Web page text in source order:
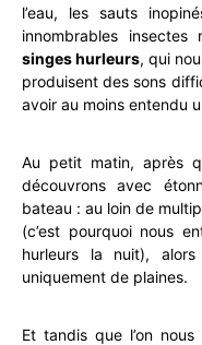
l’eau, les sauts
innombrables insectes
singes hurleurs, qui
produisent des sons
avoir au moins entendu
Au petit matin, après
découvrons avec
bateau : au loin de
(c’est pourquoi nous
hurleurs la nuit),
uniquement de plaines.
Et tandis que l’on